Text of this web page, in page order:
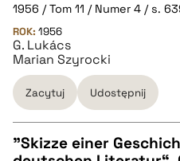
1956 / Tom 11 / Numer 4 / s.
ROK: 1956
G. Lukács
Marian Szyrocki
Zacytuj Udostępnij
"Skizze einer